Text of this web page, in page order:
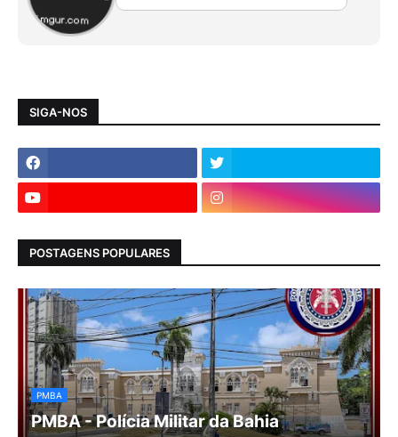
SIGA-NOS
POSTAGENS POPULARES
PMBA
PMBA - Polícia Militar da Bahia